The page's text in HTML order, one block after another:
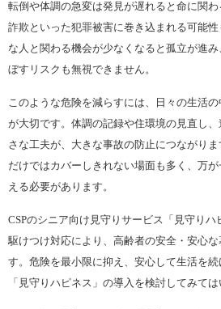
転倒や体調の急変は発見が遅れると命に関
詐欺といった犯罪被害に巻き込まれる可能
な人と関わる機会が少なくなると孤立が進
ぼすリスクも無視できません。
このような危険を減らすには、日々の生活
が大切です。体調の記録や住環境の見直し
さな工夫が、大きな事故の防止につながり
だけではカバーしきれない場面も多く、万
える必要があります。
CSPのシニア向け見守りサービス「見守りハ
駆けつけ対応により、高齢者の安全・安心
す。危険を最小限に抑え、安心して生活を続
「見守りハピネス」の導入を検討してみては